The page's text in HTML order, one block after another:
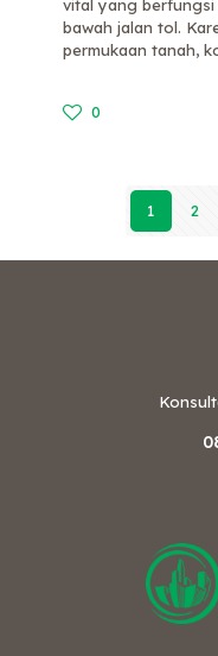
vital yang
bawah jalan tol.
permukaan tanah,
0
1 2